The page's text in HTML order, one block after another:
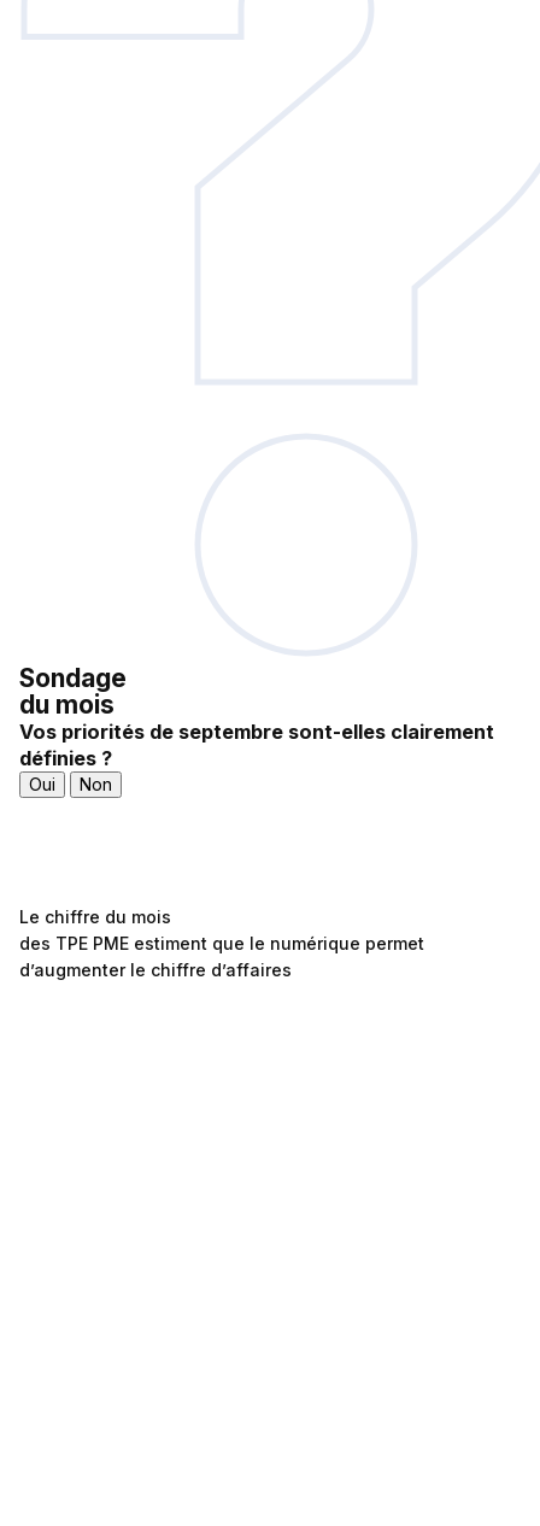
Sondage
du mois
Vos priorités de septembre sont-elles clairement
définies ?
Oui Non
Le chiffre du mois
des TPE PME estiment que le numérique permet
d’augmenter le chiffre d’affaires